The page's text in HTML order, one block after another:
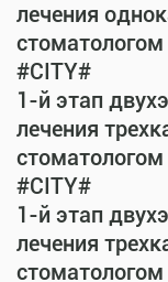
лечения
#CITY#
1-й этап
лечения
#CITY#
1-й этап
лечения